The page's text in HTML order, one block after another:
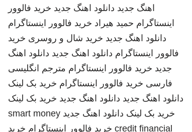
اهنگ جدید دانلود اهنگ جدید خرید فالوور
اینستاگرام حمید هیراد خرید فالوور اینستاگرام
دانلود اهنگ جدید خرید شال و روسری خرید
فالوور اینستاگرام دانلود اهنگ جدید دانلود اهنگ
جدید خرید فالوور اینستاگرام مترجم انگلیسی
فارسی خرید فالوور اینستاگرام خرید بک لینک
دانلود اهنگ جدید دانلود اهنگ جدید خرید بک لینک
خرید بک لینک دانلود اهنگ جدید smart money
credit financial خرید فالوور اینستاگرام خرید